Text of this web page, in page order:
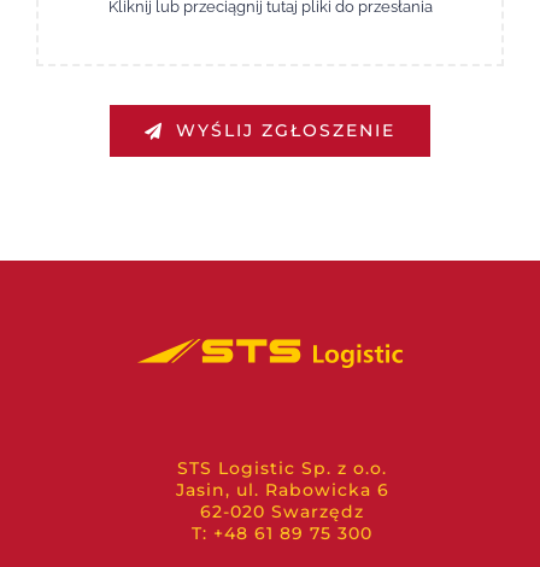
WYŚLIJ ZGŁOSZENIE
STS Logistic Sp. z o.o.
Jasin, ul. Rabowicka 6
62-020 Swarzędz
T: +48 61 89 75 300